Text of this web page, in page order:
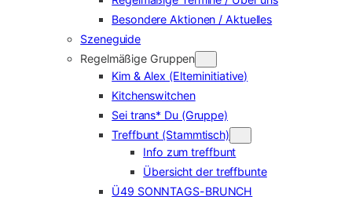
Besondere Aktionen / Aktuelles
Szeneguide
Regelmäßige Gruppen
Kim & Alex (Elterninitiative)
Kitchenswitchen
Sei trans* Du (Gruppe)
Treffbunt (Stammtisch)
Info zum treffbunt
Übersicht der treffbunte
Ü49 SONNTAGS-BRUNCH